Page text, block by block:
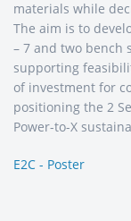
materials while
The aim is to
– 7 and two bench
supporting
of investment for
positioning the 2
Power-to-X
E2C - Poster